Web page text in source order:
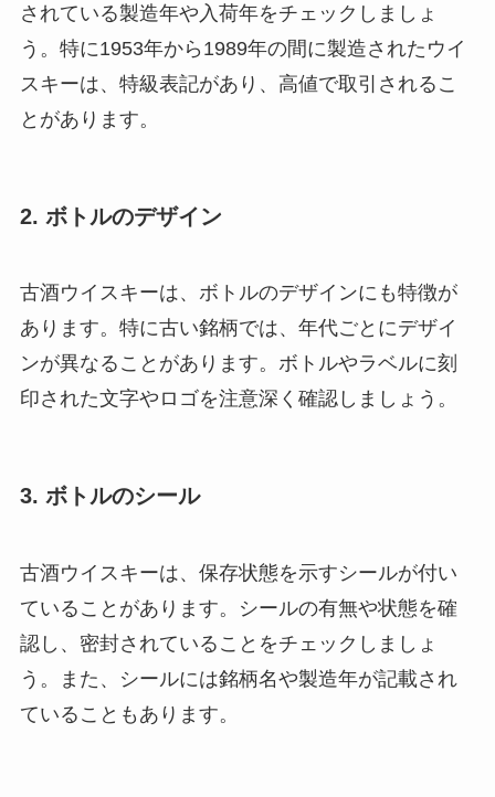
されている製造年や入荷年をチェックしましょ
う。特に1953年から1989年の間に製造されたウイ
スキーは、特級表記があり、高値で取引されるこ
とがあります。
2. ボトルのデザイン
古酒ウイスキーは、ボトルのデザインにも特徴が
あります。特に古い銘柄では、年代ごとにデザイ
ンが異なることがあります。ボトルやラベルに刻
印された文字やロゴを注意深く確認しましょう。
3. ボトルのシール
古酒ウイスキーは、保存状態を示すシールが付い
ていることがあります。シールの有無や状態を確
認し、密封されていることをチェックしましょ
う。また、シールには銘柄名や製造年が記載され
ていることもあります。